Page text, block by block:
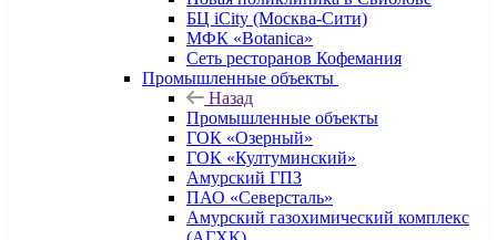
БЦ iCity (Москва-Сити)
МФК «Botanica»
Сеть ресторанов Кофемания
Промышленные объекты
Назад
Промышленные объекты
ГОК «Озерный»
ГОК «Култуминский»
Амурский ГПЗ
ПАО «Северсталь»
Амурский газохимический комплекс